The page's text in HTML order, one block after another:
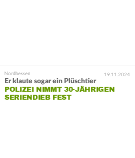
19.11.2024
Er klaute sogar ein Plüschtier
POLIZEI NIMMT 30-JÄHRIGEN
SERIENDIEB FEST